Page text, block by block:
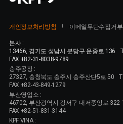
개인정보처리방침 이메일무단수집거부
본사 :
13466, 경기도 성남시 분당구 운중로 136
FAX +82-31-8038-9789
충주공장 :
27327, 충청북도 충주시 충주산단5로 50
FAX +82-43-849-1279
부산영업소 :
46702, 부산광역시 강서구 대저중앙로 322-
FAX +82-51-831-3144
KPF VINA :